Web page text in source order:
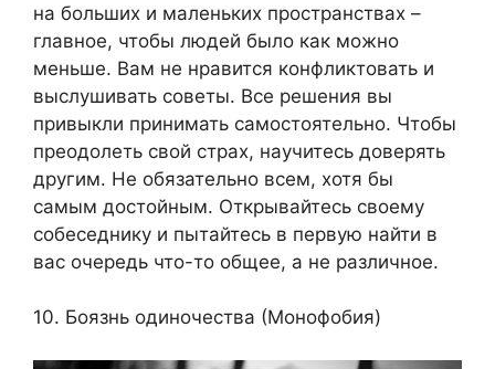
на больших и маленьких пространствах –
главное, чтобы людей было как можно
меньше. Вам не нравится конфликтовать и
выслушивать советы. Все решения вы
привыкли принимать самостоятельно. Чтобы
преодолеть свой страх, научитесь доверять
другим. Не обязательно всем, хотя бы
самым достойным. Открывайтесь своему
собеседнику и пытайтесь в первую найти в
вас очередь что-то общее, а не различное.
10. Боязнь одиночества (Монофобия)